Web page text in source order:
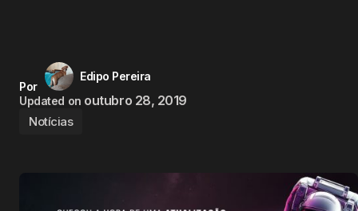
Por
Edipo Pereira
Updated on outubro 28, 2019
Notícias